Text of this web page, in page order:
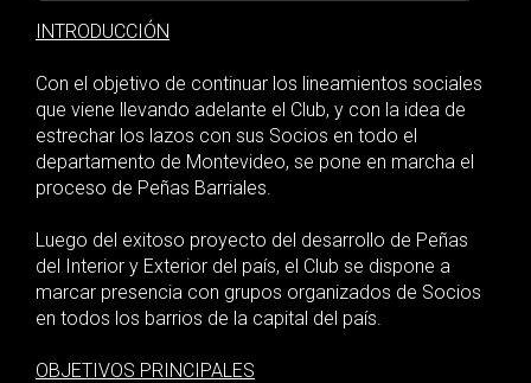
INTRODUCCIÓN
Con el objetivo de continuar los lineamientos sociales
que viene llevando adelante el Club, y con la idea de
estrechar los lazos con sus Socios en todo el
departamento de Montevideo, se pone en marcha el
proceso de Peñas Barriales.
Luego del exitoso proyecto del desarrollo de Peñas
del Interior y Exterior del país, el Club se dispone a
marcar presencia con grupos organizados de Socios
en todos los barrios de la capital del país.
OBJETIVOS PRINCIPALES